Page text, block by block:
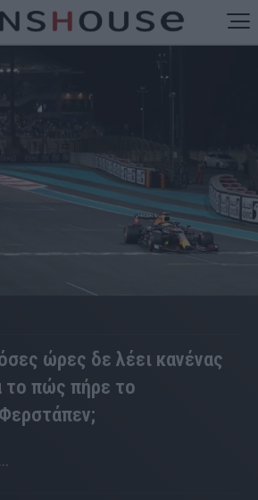
ώρες δε λέει κανένας
το πώς πήρε το